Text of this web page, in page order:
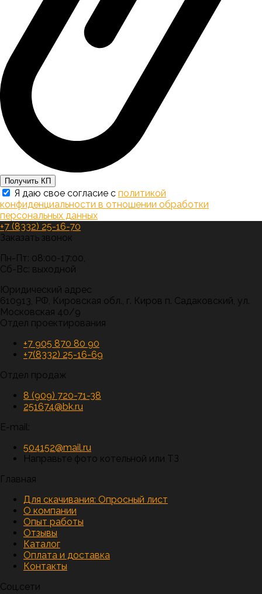
Получить КП
Я даю свое согласие с политикой
конфиденциальности в отношении обработки
персональных данных
+7 (8332) 25-16-70
Заказать звонок
Пн-Пт: 08:00-17:00,
Сб-Вс: выходной
Юридический адрес
610913, РФ, Кировская обл., г. Киров п. Садаковский, ул.
Московская 40/9
Отдел проектирования
+7 905 870 80 90
+7(8332) 25-16-69
Отдел продаж
8 (909) 720-71-38
251674@bk.ru
E-mail:
504152@mail.ru
Направьте фото котельной или ТЗ
Главная
Для скачивания: Опросный лист
О компании
Опыт работы
Отзывы
Каталог
Оплата и доставка
Контакты
Соц.сети